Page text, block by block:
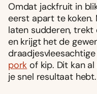
Omdat jackfruit in
eerst apart te
laten sudderen,
en krijgt het de
pork of kip. Dit kan
je snel resultaat hebt.